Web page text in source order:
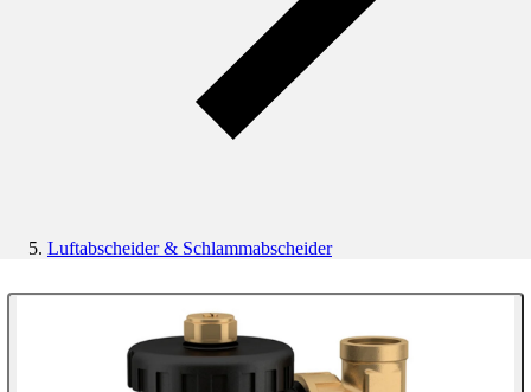
Luftabscheider & Schlammabscheider